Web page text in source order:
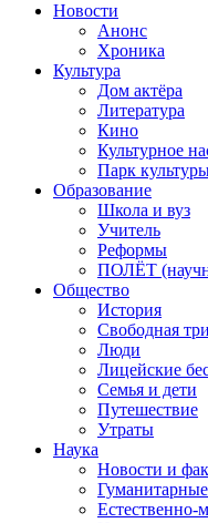
Новости
Анонс
Хроника
Культура
Дом актёра
Литература
Кино
Культурное
Парк
Образование
Школа и вуз
Учитель
Реформы
ПОЛЁТ
Общество
История
Свободная
Люди
Лицейские
Семья и дети
Путешествие
Утраты
Наука
Новости и
Естественно-